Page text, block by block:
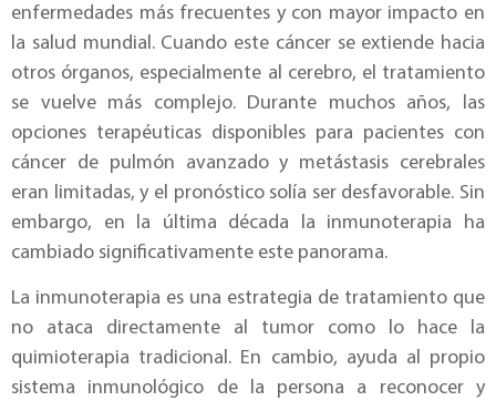
enfermedades más frecuentes y con mayor impacto en
la salud mundial. Cuando este cáncer se extiende hacia
otros órganos, especialmente al cerebro, el tratamiento
se vuelve más complejo. Durante muchos años, las
opciones terapéuticas disponibles para pacientes con
cáncer de pulmón avanzado y metástasis cerebrales
eran limitadas, y el pronóstico solía ser desfavorable. Sin
embargo, en la última década la inmunoterapia ha
cambiado significativamente este panorama.
La inmunoterapia es una estrategia de tratamiento que
no ataca directamente al tumor como lo hace la
quimioterapia tradicional. En cambio, ayuda al propio
sistema inmunológico de la persona a reconocer y